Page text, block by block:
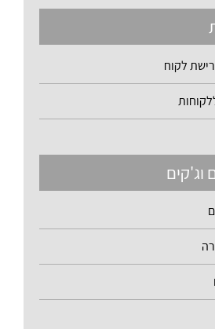
לקוח
וג'קים